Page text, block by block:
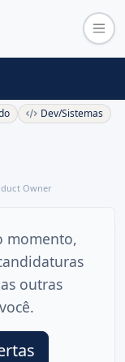
Dev/Sistemas
Owner
momento,
outras